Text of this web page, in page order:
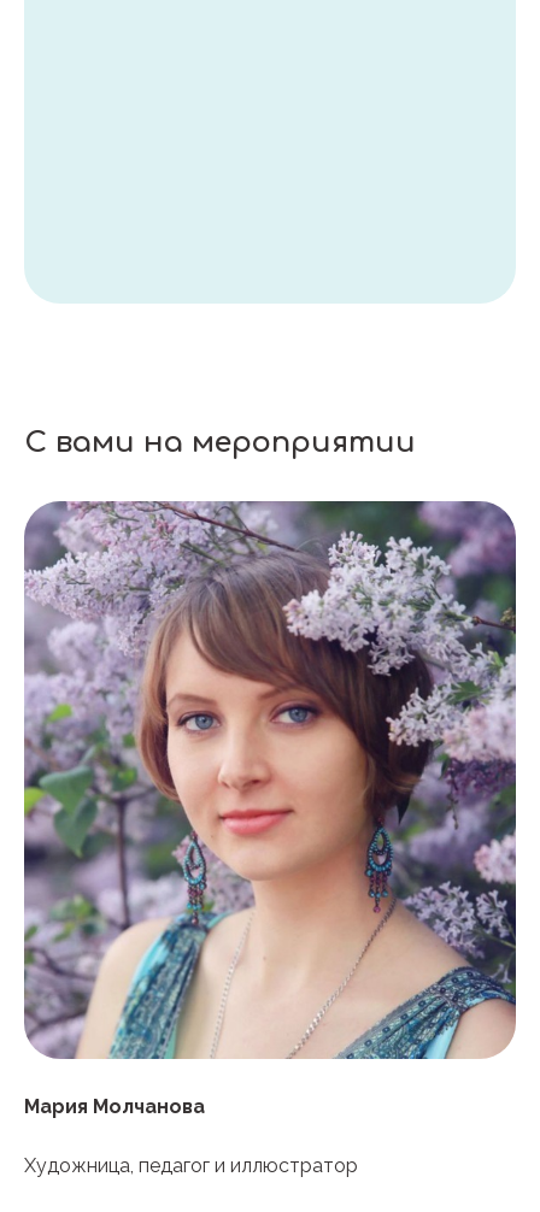
С вами на мероприятии
Мария Молчанова
Художница, педагог и иллюстратор